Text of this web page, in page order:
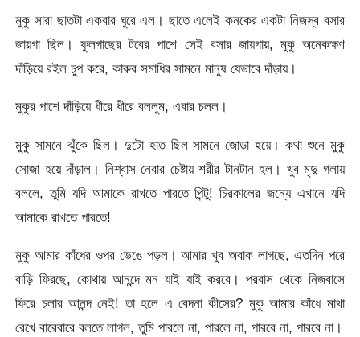
মুকু সারা ছাতটা একবার ঘুরে এল। ছাতে এলেই কনকের একটা নিজস্ব বসার
জায়গা ছিল। ফুলগাছের টবের পাশে সেই বসার জায়গায়, মুকু অনেকক্ষণ
দাঁড়িয়ে রইল চুপ করে, কারুর সমাধির সামনে মানুষ যেভাবে দাঁড়ায়।
মুকুর পাশে দাঁড়িয়ে ধীরে ধীরে বললুম, এবার চলল।
মুকু সামনে ঝুঁকে ছিল। দুটো হাত ছিল সামনে জোড়া হয়ে। কথা শুনে মুকু
সোজা হয়ে দাঁড়াল। নিশ্বাস নেবার চেষ্টায় শরীর টানটান হল। খুব মৃদু গলায়
বললে, তুমি যদি আমাকে রাখতে পারতে পিন্টু! চিরকালের জন্যে এখানে যদি
আমাকে রাখতে পারতে!
মুকু আমার কাঁধের ওপর ভেঙে পড়ল। আমার খুব অবাক লাগছে, এতদিন পরে
বাড়ি ফিরছে, কোথায় আনন্দে মন যাই যাই করবে। পরবাস থেকে নিজবাসে
ফিরে চলার আনন্দ নেই! তা হলে এ বেদনা কীসের? মুকু আমার কাঁধে মাথা
রেখে বারেবারে বলতে লাগল, তুমি পারলে না, পারলে না, পারবে না, পারবে না।